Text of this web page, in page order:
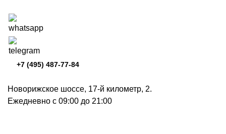
+7 (495) 487-77-84
Новорижское шоссе, 17-й километр, 2.
Ежедневно с 09:00 до 21:00